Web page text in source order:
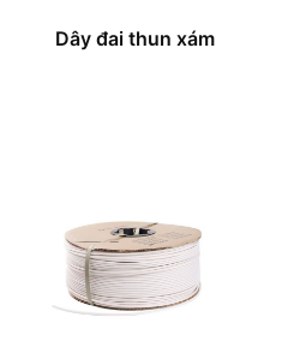
Dây đai thun xám